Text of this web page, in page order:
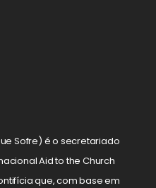
Sofre) é o secretariado
Aid to the Church
que, com base em